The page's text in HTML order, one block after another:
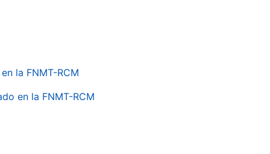
la FNMT-RCM
en la FNMT-RCM